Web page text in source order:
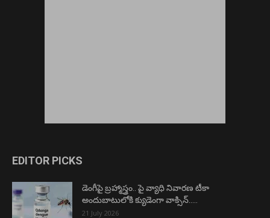
EDITOR PICKS
డెంగీపై బ్రహ్మాస్త్రం.. పై వ్యాధి నివారణ టీకా
అందుబాటులోకి క్యుడెంగా వాక్సిన్…..
21 July 2026